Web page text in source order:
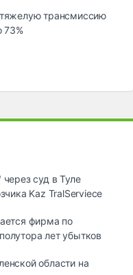
трансмиссию
73%
суд в Туле
Kaz TralServiece
фирма по
лет убытков
области на